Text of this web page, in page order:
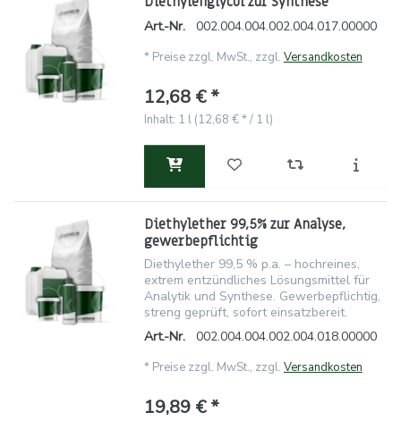
Art.-Nr. 002.004.004.002.004.017.00000
* Preise zzgl. MwSt., zzgl. Versandkosten
12,68 € *
Inhalt: 1 l (12,68 € * / 1 l)
Diethylether 99,5% zur Analyse,
gewerbepflichtig
Diethylether 99,5 % p.a. – hochreines,
extrem entzündliches Lösungsmittel für
Analytik und Synthese. Gewerbepflichtig,
streng geprüft, sofort einsatzbereit.
Art.-Nr.
002.004.004.002.004.018.00000
* Preise zzgl. MwSt., zzgl. Versandkosten
19,89 € *